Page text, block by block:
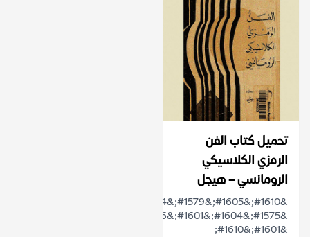
تحميل كتاب الفن
الرمزي الكلاسيكي
الرومانسي – هيجل
&#1601;&#1610;